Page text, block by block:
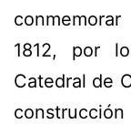
1812, por
Catedral de